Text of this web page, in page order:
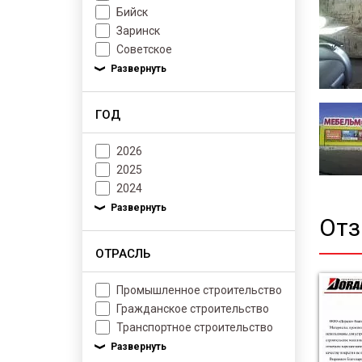
Бийск
Заринск
Советское
ГОД
2026
2025
2024
ОТРАСЛЬ
Промышленное строительство
Гражданское строительство
Транспортное строительство